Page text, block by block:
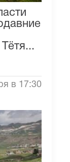
в 17:30